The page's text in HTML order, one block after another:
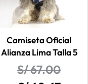
Camiseta Oficial
Alianza Lima Talla 5
S/67.00